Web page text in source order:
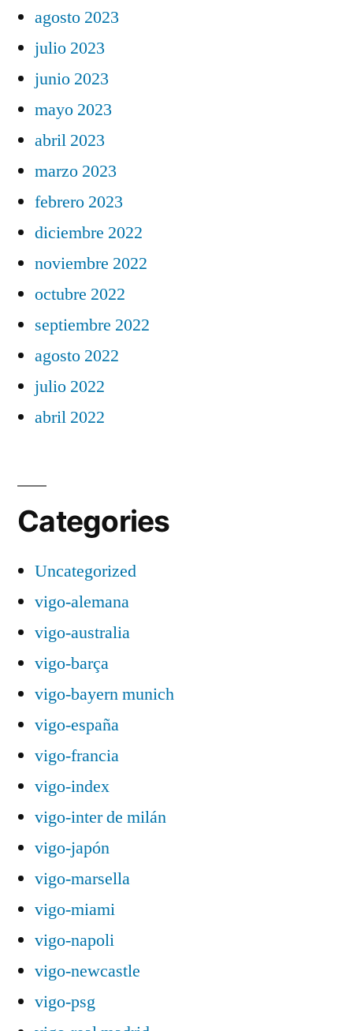
agosto 2023
julio 2023
junio 2023
mayo 2023
abril 2023
marzo 2023
febrero 2023
diciembre 2022
noviembre 2022
octubre 2022
septiembre 2022
agosto 2022
julio 2022
abril 2022
Categories
Uncategorized
vigo-alemana
vigo-australia
vigo-barça
vigo-bayern munich
vigo-españa
vigo-francia
vigo-index
vigo-inter de milán
vigo-japón
vigo-marsella
vigo-miami
vigo-napoli
vigo-newcastle
vigo-psg